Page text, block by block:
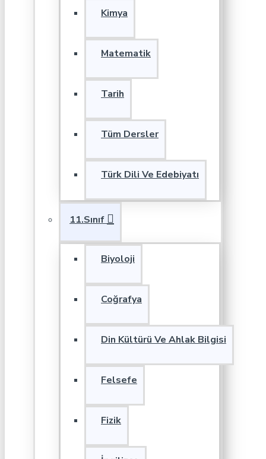
Kimya
Matematik
Tarih
Tüm Dersler
Türk Dili Ve Edebiyatı
11.Sınıf
Biyoloji
Coğrafya
Din Kültürü Ve Ahlak Bilgisi
Felsefe
Fizik